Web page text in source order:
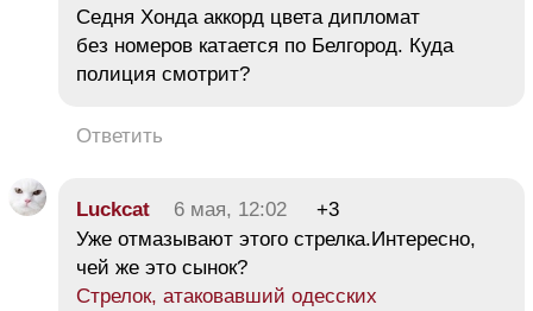
Седня Хонда аккорд цвета дипломат
без номеров катается по Белгород. Куда
полиция смотрит?
Ответить
Luckcat 6 мая, 12:02
+3
Уже отмазывают этого стрелка.Интересно,
чей же это сынок?
Стрелок, атаковавший одесских